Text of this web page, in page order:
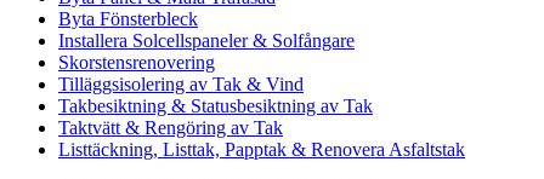
Byta Fönsterbleck
Installera Solcellspaneler & Solfångare
Skorstensrenovering
Tilläggsisolering av Tak & Vind
Takbesiktning & Statusbesiktning av Tak
Taktvätt & Rengöring av Tak
Listtäckning, Listtak, Papptak & Renovera Asfaltstak